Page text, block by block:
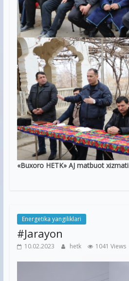
«Buxoro HETK» AJ matbuot xizmati
Energetika yangiliklari
#Jarayon
10.02.2023 hetk 1041 Views